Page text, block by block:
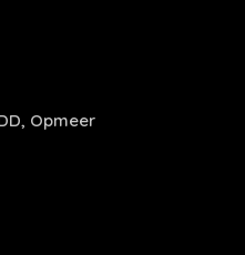
Opmeer